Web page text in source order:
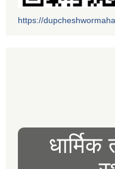
https://
धार्मिक